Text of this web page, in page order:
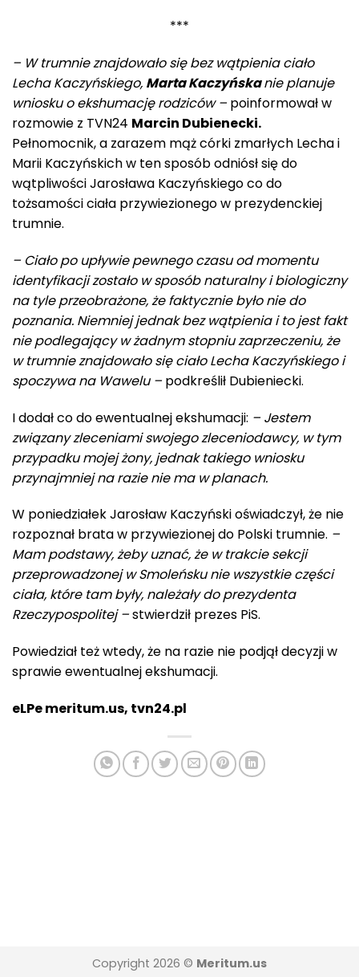
***
– W trumnie znajdowało się bez wątpienia ciało
Lecha Kaczyńskiego, Marta Kaczyńskanie planuje
wniosku o ekshumację rodziców – poinformował w
rozmowie z TVN24 Marcin Dubienecki.
Pełnomocnik, a zarazem mąż córki zmarłych Lecha i
Marii Kaczyńskich w ten sposób odniósł się do
wątpliwości Jarosława Kaczyńskiego co do
tożsamości ciała przywiezionego w prezydenckiej
trumnie.
– Ciało po upływie pewnego czasu od momentu
identyfikacji zostało w sposób naturalny i biologiczny
na tyle przeobrażone, że faktycznie było nie do
poznania. Niemniej jednak bez wątpienia i to jest fakt
nie podlegający w żadnym stopniu zaprzeczeniu, że
w trumnie znajdowało się ciało Lecha Kaczyńskiego i
spoczywa na Wawelu – podkreślił Dubieniecki.
I dodał co do ewentualnej ekshumacji: – Jestem
związany zleceniami swojego zleceniodawcy, w tym
przypadku mojej żony, jednak takiego wniosku
przynajmniej na razie nie ma w planach.
W poniedziałek Jarosław Kaczyński oświadczył, że nie
rozpoznał brata w przywiezionej do Polski trumnie. –
Mam podstawy, żeby uznać, że w trakcie sekcji
przeprowadzonej w Smoleńsku nie wszystkie części
ciała, które tam były, należały do prezydenta
Rzeczypospolitej –stwierdził prezes PiS.
Powiedział też wtedy, że na razie nie podjął decyzji w
sprawie ewentualnej ekshumacji.
eLPe meritum.us, tvn24.pl
Copyright 2026 © Meritum.us